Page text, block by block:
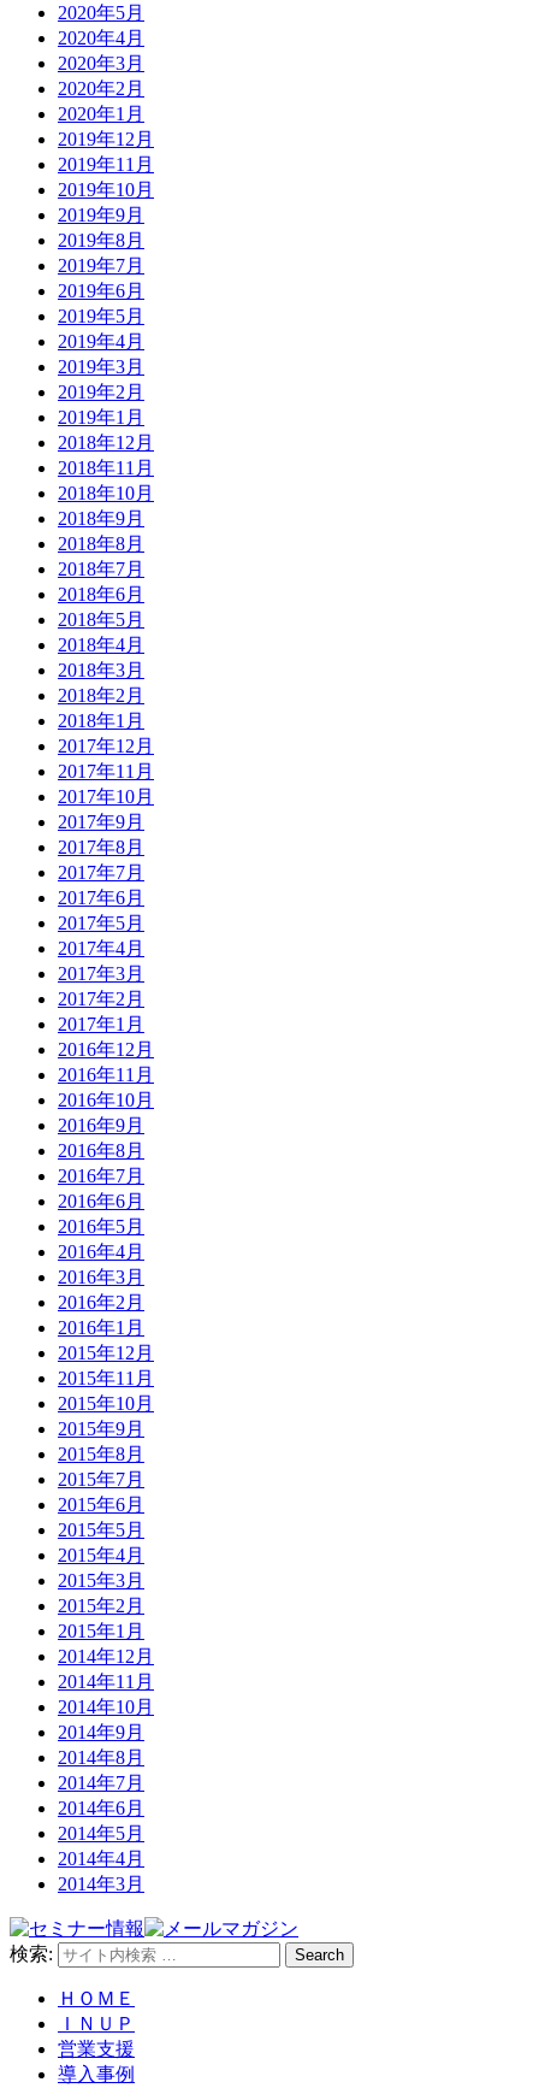
2020年5月
2020年4月
2020年3月
2020年2月
2020年1月
2019年12月
2019年11月
2019年10月
2019年9月
2019年8月
2019年7月
2019年6月
2019年5月
2019年4月
2019年3月
2019年2月
2019年1月
2018年12月
2018年11月
2018年10月
2018年9月
2018年8月
2018年7月
2018年6月
2018年5月
2018年4月
2018年3月
2018年2月
2018年1月
2017年12月
2017年11月
2017年10月
2017年9月
2017年8月
2017年7月
2017年6月
2017年5月
2017年4月
2017年3月
2017年2月
2017年1月
2016年12月
2016年11月
2016年10月
2016年9月
2016年8月
2016年7月
2016年6月
2016年5月
2016年4月
2016年3月
2016年2月
2016年1月
2015年12月
2015年11月
2015年10月
2015年9月
2015年8月
2015年7月
2015年6月
2015年5月
2015年4月
2015年3月
2015年2月
2015年1月
2014年12月
2014年11月
2014年10月
2014年9月
2014年8月
2014年7月
2014年6月
2014年5月
2014年4月
2014年3月
検索: Search
ＨＯＭＥ
ＩＮＵＰ
営業支援
導入事例